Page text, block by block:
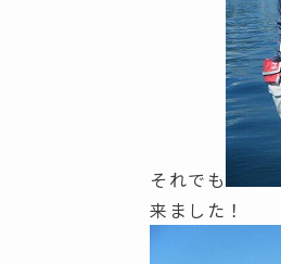
それでも
来ました！